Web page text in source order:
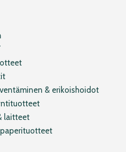
& erikoishoidot
laitteet